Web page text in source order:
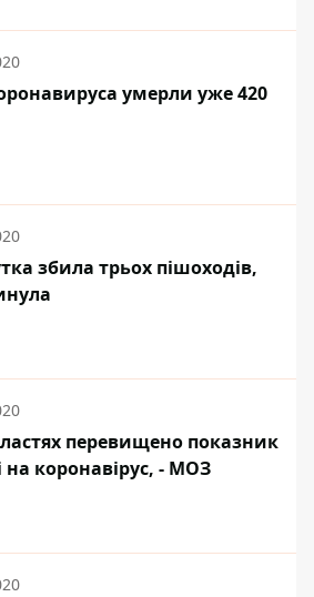
умерли уже 420
збила трьох пішоходів,
перевищено показник
на коронавірус, - МОЗ